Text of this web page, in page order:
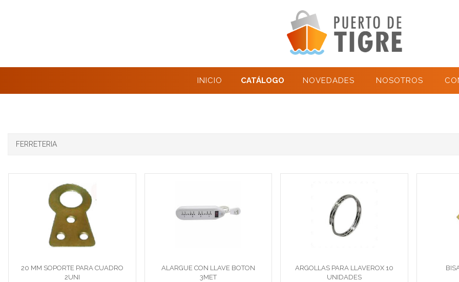
INICIO CATÁLOGO NOVEDADES NOSOTROS
FERRETERIA
20 MM SOPORTE PARA CUADRO
2UNI
ALARGUE CON LLAVE BOTON
3MET
ARGOLLAS PARA LLAVEROX 10
UNIDADES